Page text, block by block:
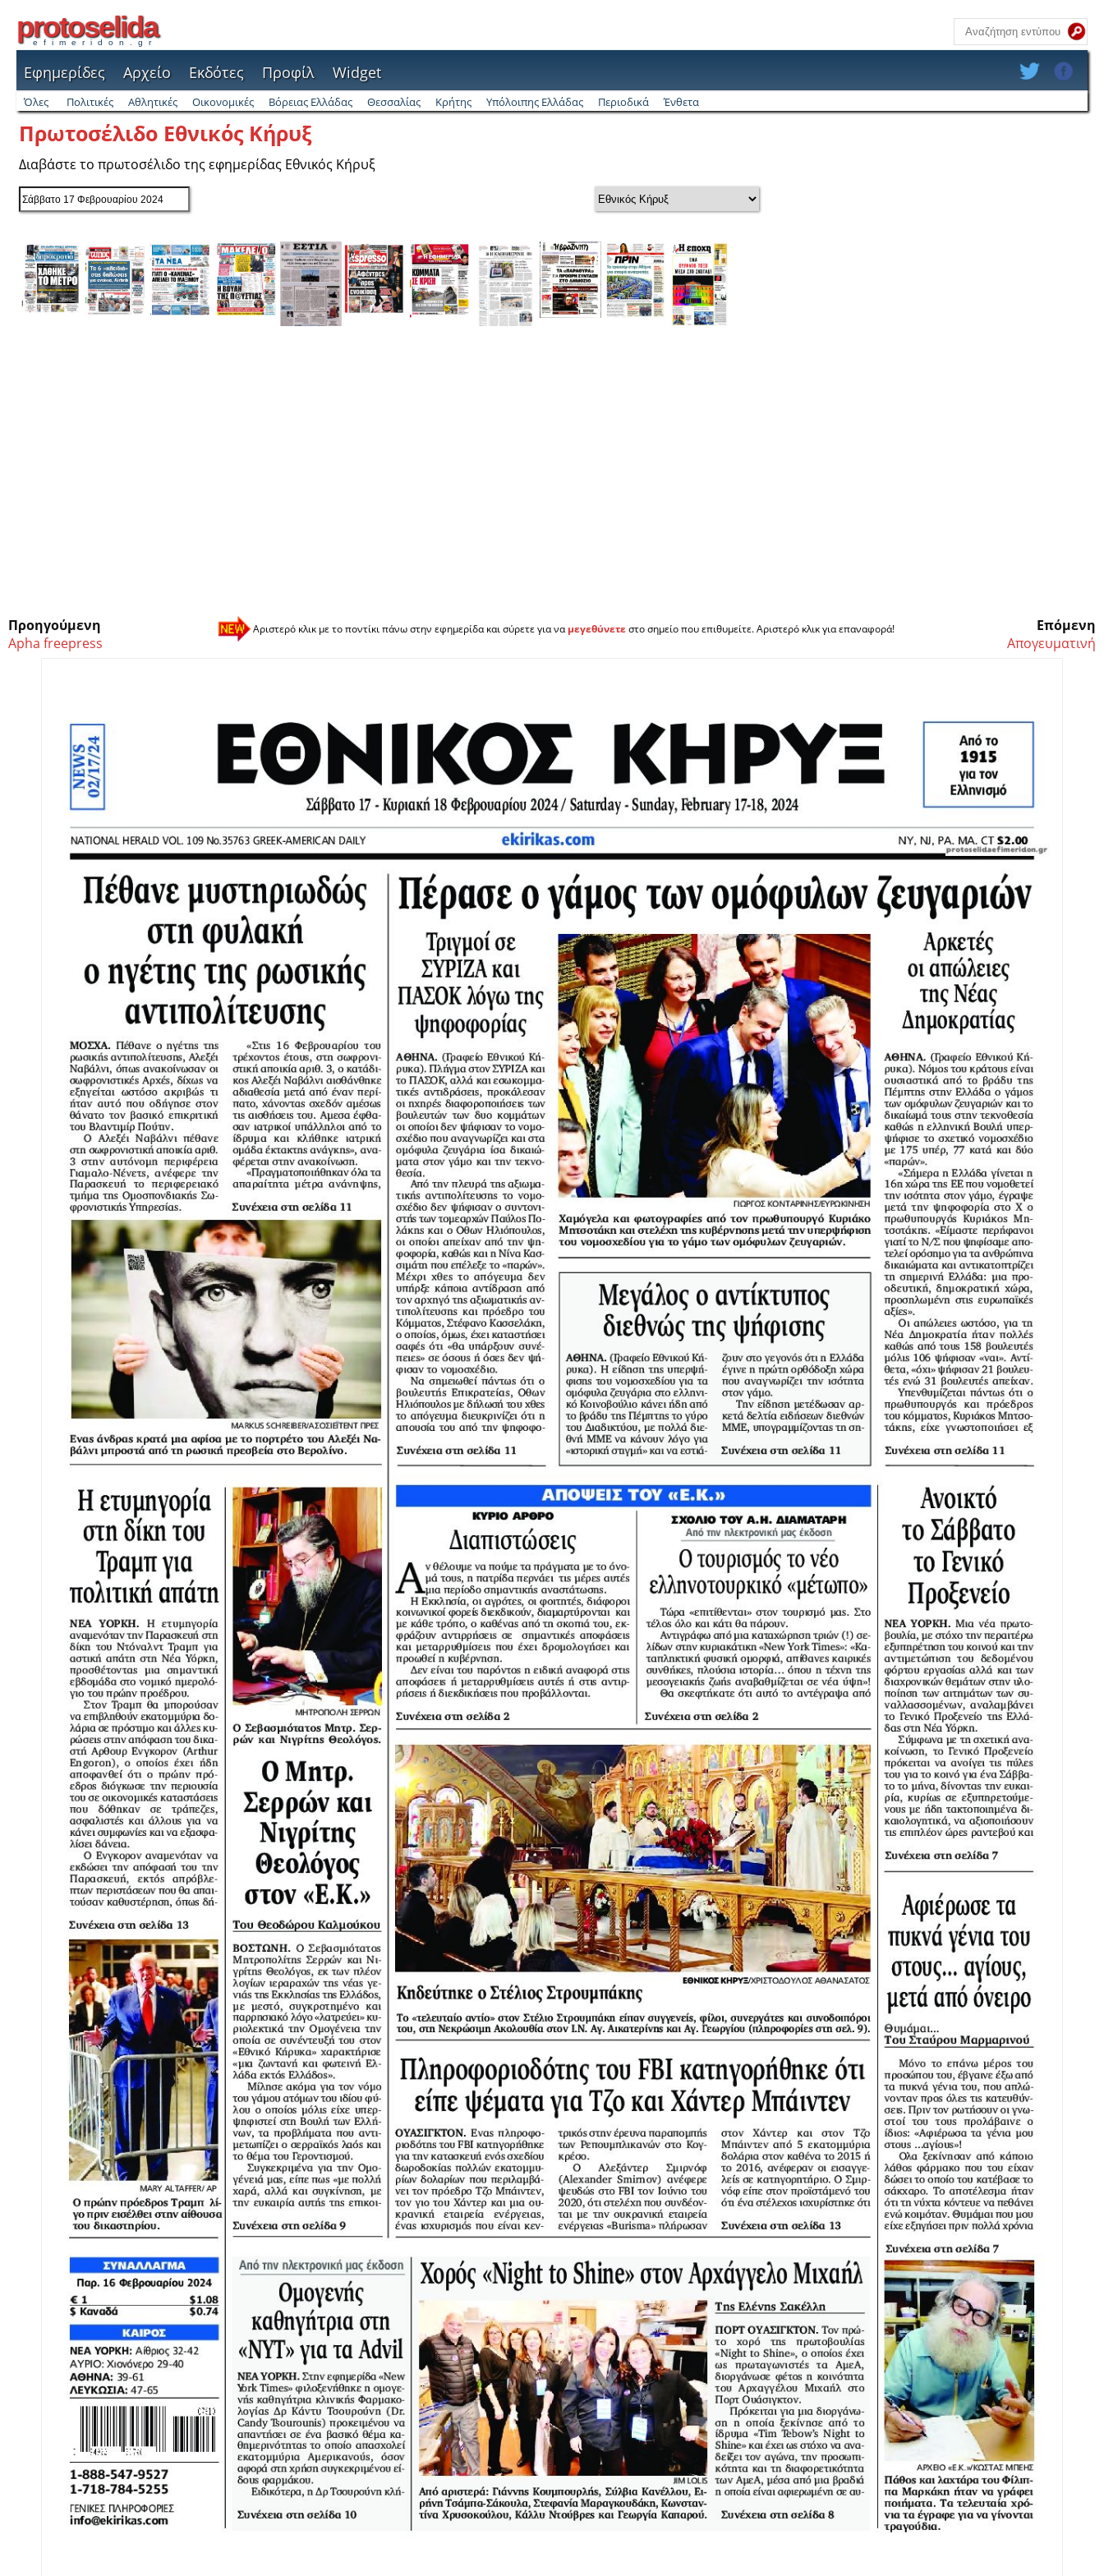
protoselida
efimeridon.gr
Εφημερίδες Αρχείο Εκδότες Προφίλ Widget
Όλες Πολιτικές Αθλητικές Οικονομικές Βόρειας Ελλάδας Θεσσαλίας Κρήτης Υπόλοιπης Ελλάδας Περιοδικά Ένθετα
Πρωτοσέλιδο Εθνικός Κήρυξ
Διαβάστε το πρωτοσέλιδο της εφημερίδας Εθνικός Κήρυξ
Αριστερό κλικ με το ποντίκι πάνω στην εφημερίδα και σύρετε για ναμεγεθύνετεστο σημείο που επιθυμείτε. Αριστερό κλικ για επαναφορά!
Προηγούμενη
Apha freepress
Επόμενη
Απογευματινή